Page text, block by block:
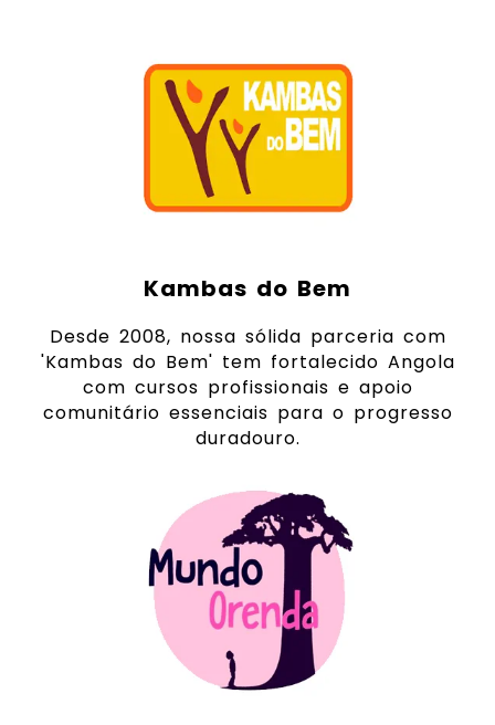
Kambas do Bem
Desde 2008, nossa sólida parceria com
'Kambas do Bem' tem fortalecido Angola
com cursos profissionais e apoio
comunitário essenciais para o progresso
duradouro.